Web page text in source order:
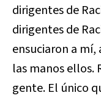
dirigentes de
dirigentes de
ensuciaron a
las manos ellos.
gente. El único